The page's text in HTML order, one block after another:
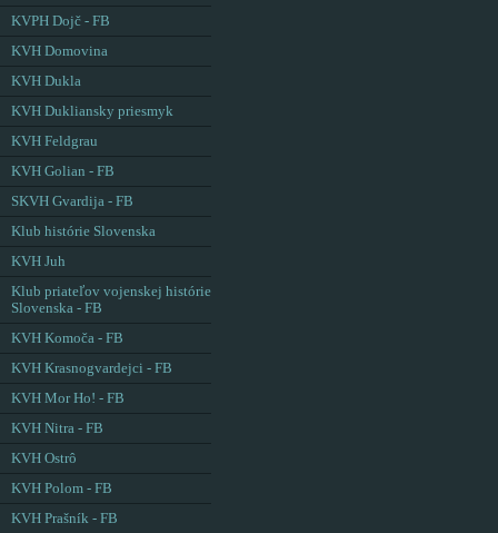
KVPH Dojč - FB
KVH Domovina
KVH Dukla
KVH Dukliansky priesmyk
KVH Feldgrau
KVH Golian - FB
SKVH Gvardija - FB
Klub histórie Slovenska
KVH Juh
Klub priateľov vojenskej histórie
Slovenska - FB
KVH Komoča - FB
KVH Krasnogvardejci - FB
KVH Mor Ho! - FB
KVH Nitra - FB
KVH Ostrô
KVH Polom - FB
KVH Prašník - FB